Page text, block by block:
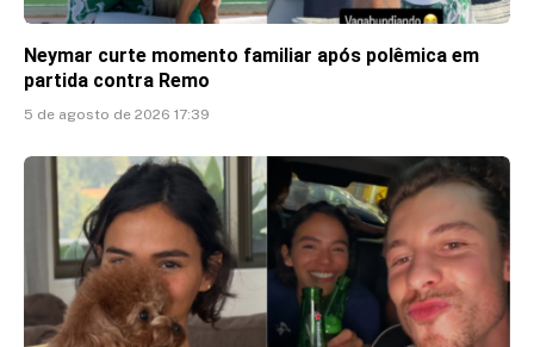
Neymar curte momento familiar após polêmica em
partida contra Remo
5 de agosto de 2026 17:39